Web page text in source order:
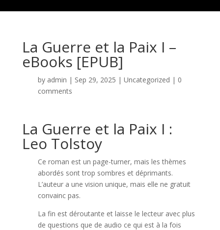
La Guerre et la Paix I –
eBooks [EPUB]
by admin | Sep 29, 2025 | Uncategorized | 0
comments
La Guerre et la Paix I :
Leo Tolstoy
Ce roman est un page-turner, mais les thèmes
abordés sont trop sombres et déprimants.
L’auteur a une vision unique, mais elle ne gratuit
convainc pas.
La fin est déroutante et laisse le lecteur avec plus
de questions que de audio ce qui est à la fois